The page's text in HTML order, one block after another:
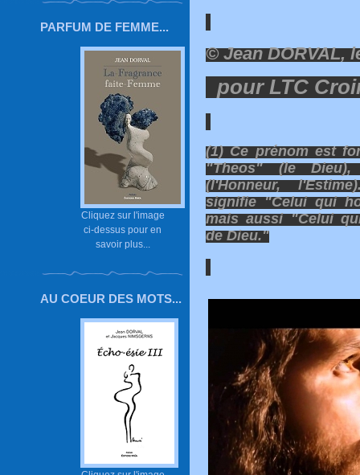
PARFUM DE FEMME...
Cliquez sur l'image
ci-dessus pour en
savoir plus...
AU COEUR DES MOTS...
© Jean DORVAL,
pour LTC
(1) Ce prénom est
"Theos" (le
(l'Honneur,
signifie "Celui qui
mais aussi "Celui
de Dieu."